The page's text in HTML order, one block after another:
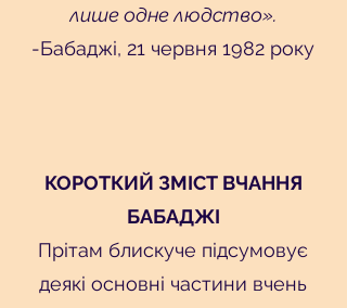
лише одне людство».
-Бабаджі, 21 червня 1982 року
КОРОТКИЙ ЗМІСТ ВЧАННЯ
БАБАДЖІ
Прітам блискуче підсумовує
деякі основні частини вчень